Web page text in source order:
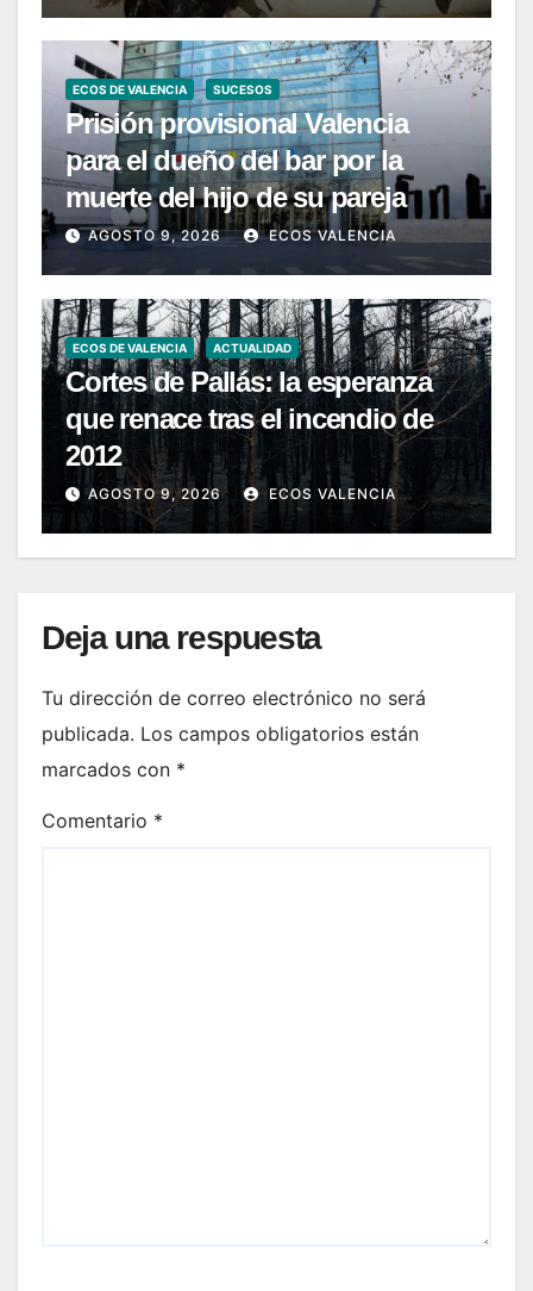
ECOS DE VALENCIA SUCESOS
Prisión provisional Valencia
para el dueño del bar por la
muerte del hijo de su pareja
AGOSTO 9, 2026 ECOS VALENCIA
ECOS DE VALENCIA ACTUALIDAD
Cortes de Pallás: la esperanza
que renace tras el incendio de
2012
AGOSTO 9, 2026 ECOS VALENCIA
Deja una respuesta
Tu dirección de correo electrónico no será
publicada. Los campos obligatorios están
marcados con *
Comentario *